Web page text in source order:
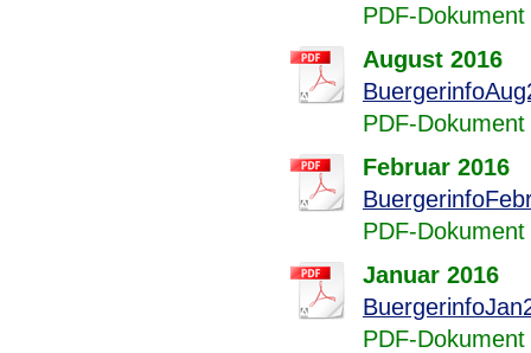
PDF-
August 2016
PDF-
Februar 2016
PDF-
Januar 2016
PDF-